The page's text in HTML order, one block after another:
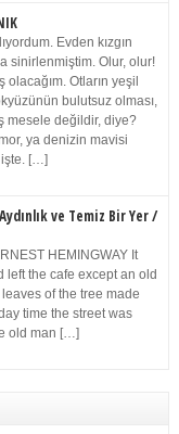
Evden kızgın
sinirlenmiştim. Olur, olur!
olacağım. Otların yeşil
bulutsuz olması,
mesele değildir, diye?
ya denizin mavisi
işte. […]
ve Temiz Bir Yer /
HEMINGWAY It
the cafe except an old
of the tree made
time the street was
old man […]